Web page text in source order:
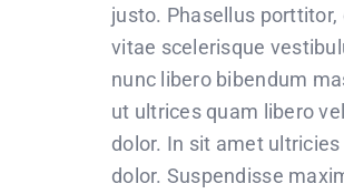
justo. Phasellus porttitor,
vitae scelerisque
nunc libero bibendum
ut ultrices quam libero vel
dolor. In sit amet ultricies
dolor. Suspendisse